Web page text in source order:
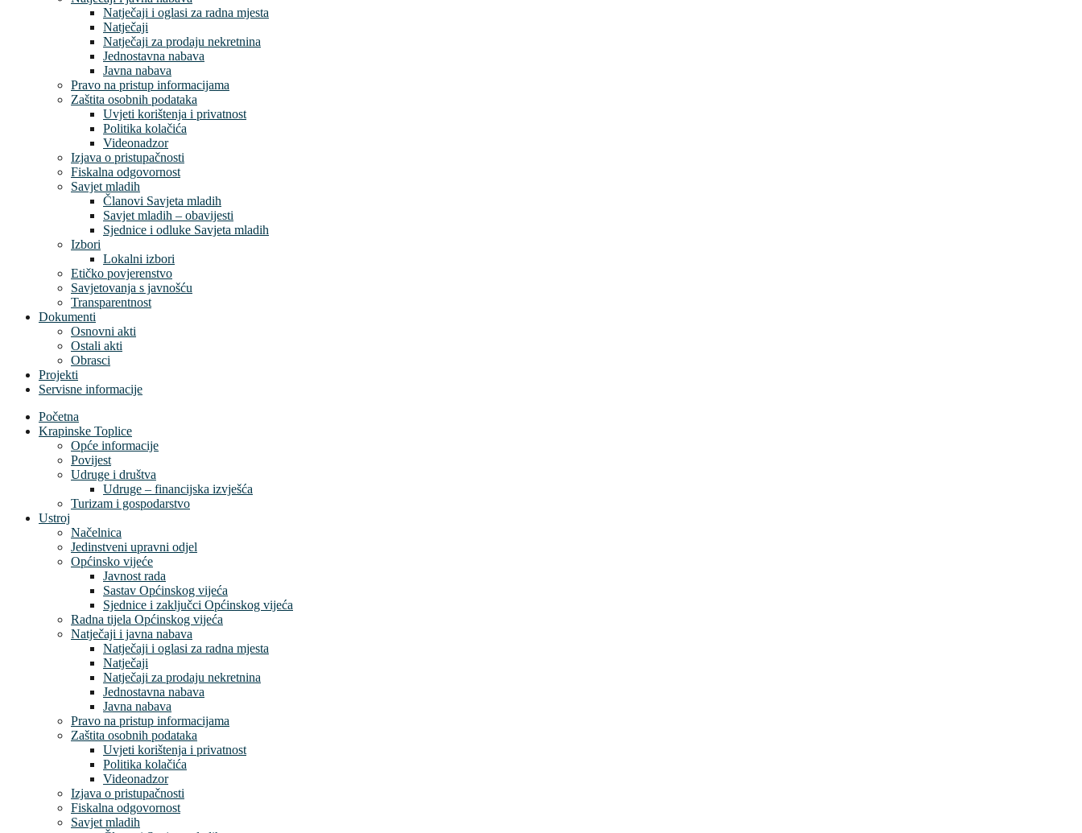
Natječaji i oglasi za radna mjesta
Natječaji
Natječaji za prodaju nekretnina
Jednostavna nabava
Javna nabava
Pravo na pristup informacijama
Zaštita osobnih podataka
Uvjeti korištenja i privatnost
Politika kolačića
Videonadzor
Izjava o pristupačnosti
Fiskalna odgovornost
Savjet mladih
Članovi Savjeta mladih
Savjet mladih – obavijesti
Sjednice i odluke Savjeta mladih
Izbori
Lokalni izbori
Etičko povjerenstvo
Savjetovanja s javnošću
Transparentnost
Dokumenti
Osnovni akti
Ostali akti
Obrasci
Projekti
Servisne informacije
Početna
Krapinske Toplice
Opće informacije
Povijest
Udruge i društva
Udruge – financijska izvješća
Turizam i gospodarstvo
Ustroj
Načelnica
Jedinstveni upravni odjel
Općinsko vijeće
Javnost rada
Sastav Općinskog vijeća
Sjednice i zaključci Općinskog vijeća
Radna tijela Općinskog vijeća
Natječaji i javna nabava
Natječaji i oglasi za radna mjesta
Natječaji
Natječaji za prodaju nekretnina
Jednostavna nabava
Javna nabava
Pravo na pristup informacijama
Zaštita osobnih podataka
Uvjeti korištenja i privatnost
Politika kolačića
Videonadzor
Izjava o pristupačnosti
Fiskalna odgovornost
Savjet mladih